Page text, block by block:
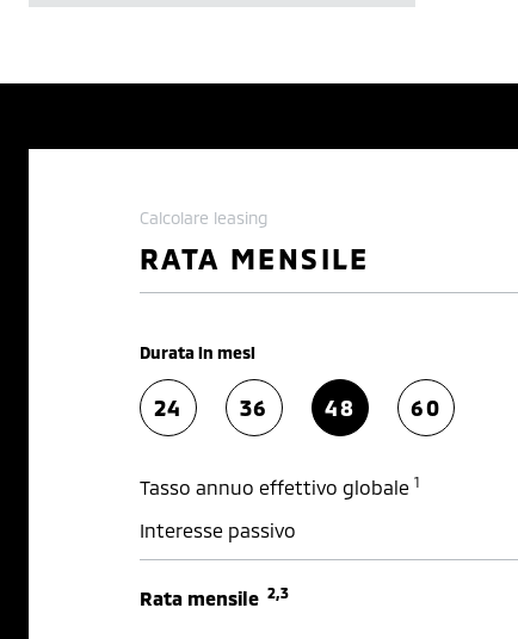
Calcolare leasing
RATA MENSILE
Durata in mesi
24 36 48 60
Tasso annuo effettivo globale 1
Interesse passivo
Rata mensile 2,3